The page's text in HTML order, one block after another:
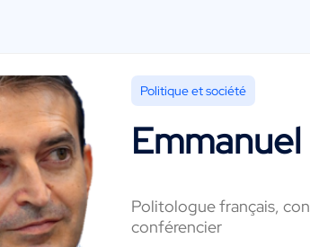
Politique et société
Politologue français,
conférencier